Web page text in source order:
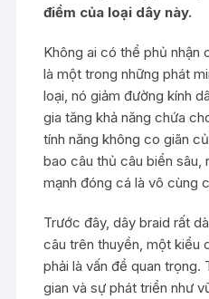
điểm của loại dây này.
Không ai có thể phủ nhận
là một trong những phát
loại, nó giảm đường kính
gia tăng khả năng chứa
tính năng không co giãn
bao câu thủ câu biển sâu,
mạnh đóng cá là vô cùng
Trước đây, dây braid rất
câu trên thuyền, một kiểu
phải là vấn đề quan trọng.
gian và sự phát triển như